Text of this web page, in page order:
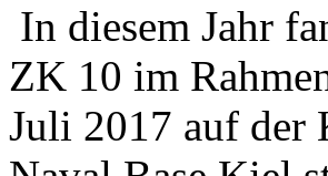
In diesem Jahr
ZK 10 im
Juli 2017 auf der